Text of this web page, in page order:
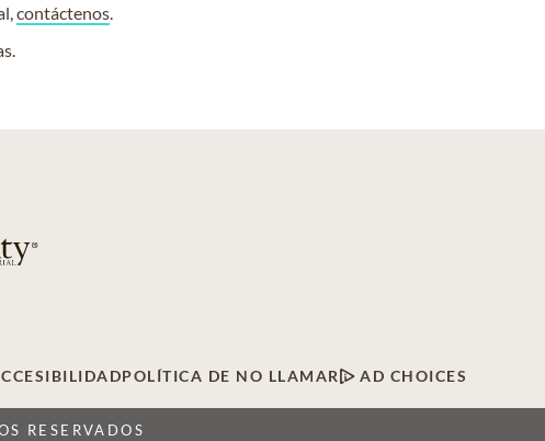
contáctenos.
POLÍTICA DE NO LLAMAR AD CHOICES
RESERVADOS